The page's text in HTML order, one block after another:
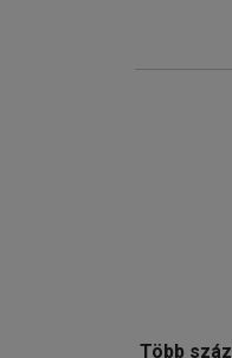
Több száz